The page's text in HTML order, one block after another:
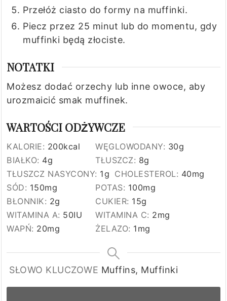
Przełóż ciasto do formy na muffinki.
Piecz przez 25 minut lub do momentu, gdy
muffinki będą złociste.
NOTATKI
Możesz dodać orzechy lub inne owoce, aby
urozmaicić smak muffinek.
WARTOŚCI ODŻYWCZE
KALORIE: 200kcal WĘGLOWODANY: 30g
BIAŁKO: 4g TŁUSZCZ: 8g
TŁUSZCZ NASYCONY: 1g CHOLESTEROL: 40mg
SÓD: 150mg POTAS: 100mg
BŁONNIK: 2g CUKIER: 15g
WITAMINA A: 50IU WITAMINA C: 2mg
WAPŃ: 20mg ŻELAZO: 1 mg
SŁOWO KLUCZOWE Muffins, Muffinki